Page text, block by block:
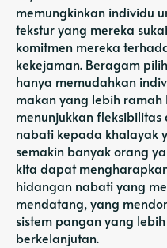
memungkinkan individu
tekstur yang mereka
komitmen mereka
kekejaman. Beragam
hanya memudahkan
makan yang lebih
menunjukkan
nabati kepada khalayak
semakin banyak orang
kita dapat
hidangan nabati yang
mendatang, yang
sistem pangan yang
berkelanjutan.